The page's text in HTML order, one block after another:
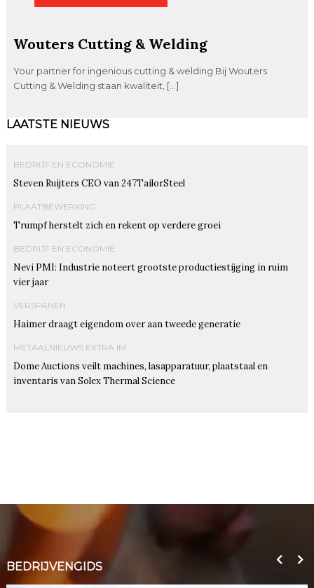
Wouters Cutting & Welding
Your partner for ingenious cutting & welding Bij Wouters
Cutting & Welding staan kwaliteit, […]
LAATSTE NIEUWS
BEDRIJF EN ECONOMIE
Steven Ruijters CEO van 247TailorSteel
PLAATBEWERKING
Trumpf herstelt zich en rekent op verdere groei
BEDRIJF EN ECONOMIE
Nevi PMI: Industrie noteert grootste productiestijging in ruim
vier jaar
VERSPANEN
Haimer draagt eigendom over aan tweede generatie
METAALNIEUWS EXTRA IM
Dome Auctions veilt machines, lasapparatuur, plaatstaal en
inventaris van Solex Thermal Science
BEDRIJVENGIDS